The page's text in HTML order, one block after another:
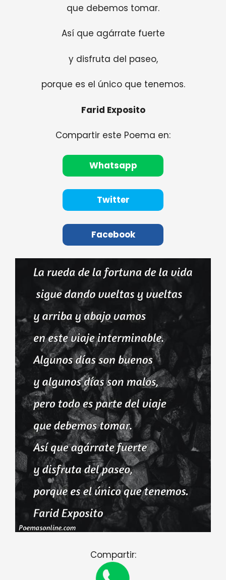
que debemos tomar.
Así que agárrate fuerte
y disfruta del paseo,
porque es el único que tenemos.
Farid Exposito
Compartir este Poema en:
Whatsapp
Twitter
Facebook
Compartir: